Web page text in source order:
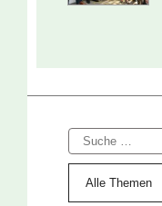
Suche